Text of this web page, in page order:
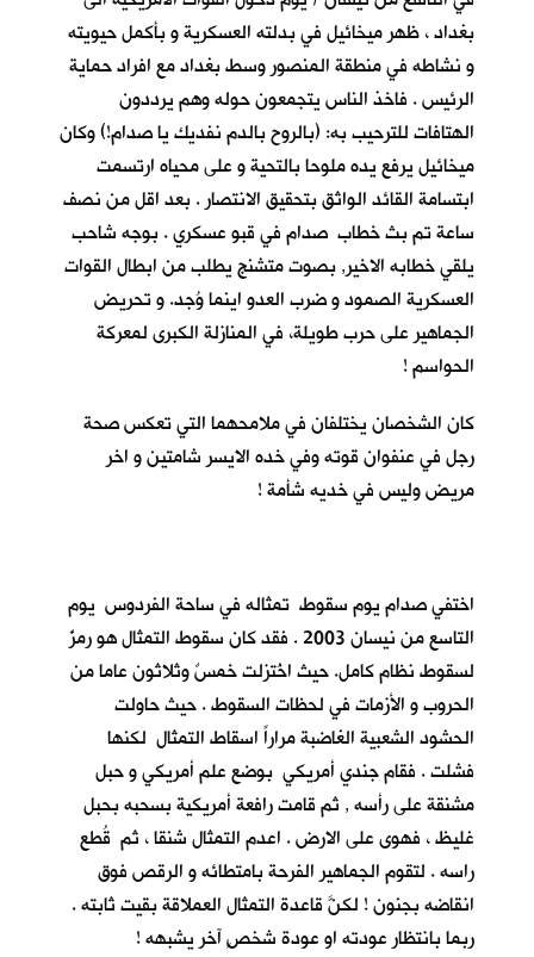
بغداد ، ظهر ميخائيل في بدلته العسكرية و بأكمل حيويته
و نشاطه في منطقة المنصور وسط بغداد مع افراد حماية
الرئيس . فاخذ الناس يتجمعون حوله وهم يرددون
الهتافات للترحيب به: (بالروح بالدم نفديك يا صدام!) وكان
ميخائيل يرفع يده ملوحا بالتحية و على محياه ارتسمت
ابتسامة القائد الواثق بتحقيق الانتصار . بعد اقل من نصف
ساعة تم بث خطاب صدام في قبو عسكري . بوجه شاحب
يلقي خطابه الاخير, بصوت متشنج يطلب من ابطال القوات
العسكرية الصمود و ضرب العدو اينما وُجد. و تحريض
الجماهير على حرب طويلة، في المنازلة الكبرى لمعركة
الحواسم !
كان الشخصان يختلفان في ملامحهما التي تعكس صحة
رجل في عنفوان قوته وفي خده الايسر شامتين و اخر
مريض وليس في خديه شأمة !
اختفي صدام يوم سقوط تمثاله في ساحة الفردوس يوم
التاسع من نيسان 2003 . فقد كان سقوط التمثال هو رمزٌ
لسقوط نظام كامل. حيث اخُتزلت خمسٌ وثلاثون عاما من
الحروب و الأزمات في لحظات السقوط . حيث حاولت
الحشود الشعبية الغاضبة مراراً اسقاط التمثال لكنها
فشلت . فقام جندي أمريكي بوضع علم أمريكي و حبل
مشنقة على رأسه , ثم قامت رافعة أمريكية بسحبه بحبل
غليظ ، فهوى على الارض . اعدم التمثال شنقا ، ثم قُطع
راسه . لتقوم الجماهير الفرحة بامتطائه و الرقص فوق
انقاضه بجنون ! لكنَّ قاعدة التمثال العملاقة بقيت ثابته .
ربما بانتظار عودته او عودة شخصٍ آخر يشبهه !